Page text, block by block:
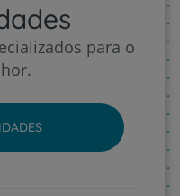
para o